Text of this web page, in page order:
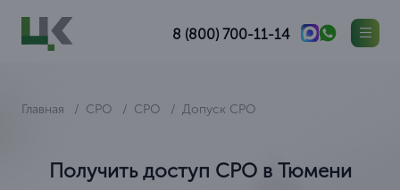
8 (800) 700-11-14
Главная СРО СРО Допуск СРО
Получить доступ СРО в Тюмени